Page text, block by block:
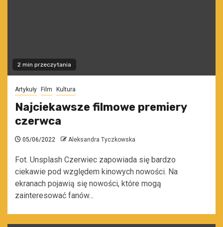
2 min przeczytania
Artykuły Film Kultura
Najciekawsze filmowe premiery
czerwca
05/06/2022 Aleksandra Tyczkowska
Fot. Unsplash Czerwiec zapowiada się bardzo
ciekawie pod względem kinowych nowości. Na
ekranach pojawią się nowości, które mogą
zainteresować fanów...